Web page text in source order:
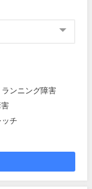
ランニング障害
害
ッチ